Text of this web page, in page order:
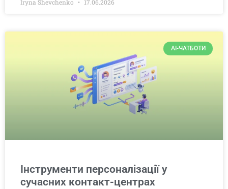
Iryna Shevchenko 17.06.2026
AI-ЧАТБОТИ
Інструменти персоналізації у
сучасних контакт-центрах